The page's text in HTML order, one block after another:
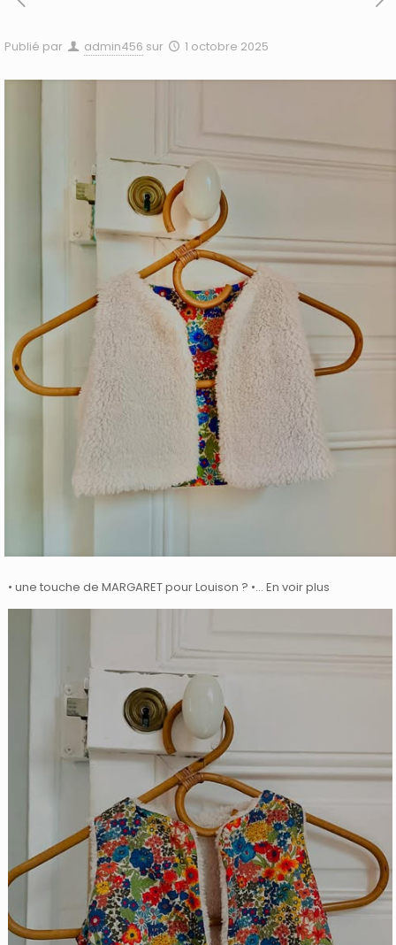
Publié par admin456 sur 1 octobre 2025
• une touche de MARGARET pour Louison ? •… En voir plus